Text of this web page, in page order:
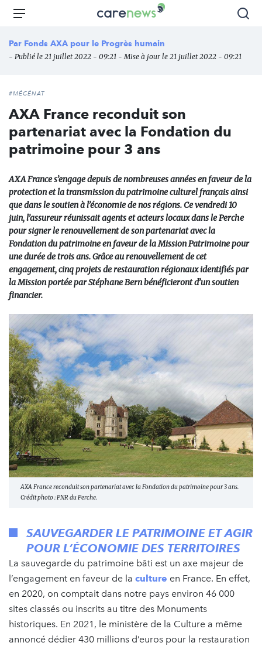
Aller
principal
Carenews,
média
des
Menu
Par Fonds AXA pour le Progrès humain
- Publié le 21 juillet 2022 - 09:21 - Mise à jour le 21 juillet 2022 - 09:21
#MÉCÉNAT
AXA France reconduit son
partenariat avec la Fondation du
patrimoine pour 3 ans
AXA France s’engage depuis de nombreuses années en faveur de la
protection et la transmission du patrimoine culturel français ainsi
que dans le soutien à l’économie de nos régions. Ce vendredi 10
juin, l’assureur réunissait agents et acteurs locaux dans le Perche
pour signer le renouvellement de son partenariat avec la
Fondation du patrimoine en faveur de la Mission Patrimoine pour
une durée de trois ans. Grâce au renouvellement de cet
engagement, cinq projets de restauration régionaux identifiés par
la Mission portée par Stéphane Bern bénéficieront d’un soutien
financier.
AXA France reconduit son partenariat avec la Fondation du patrimoine pour 3 ans.
Crédit photo : PNR du Perche.
SAUVEGARDER LE PATRIMOINE ET AGIR
POUR L’ÉCONOMIE DES TERRITOIRES
La sauvegarde du patrimoine bâti est un axe majeur de
l’engagement en faveur de la culture en France. En effet,
en 2020, on comptait dans notre pays environ 46 000
sites classés ou inscrits au titre des Monuments
historiques. En 2021, le ministère de la Culture a même
annoncé dédier 430 millions d’euros pour la restauration